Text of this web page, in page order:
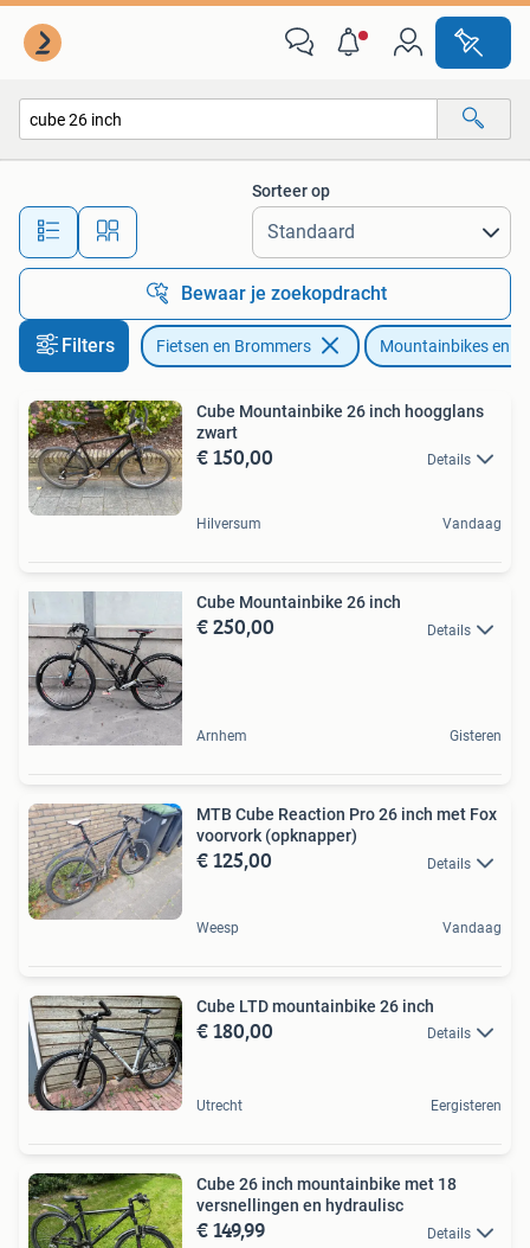
Alle afstanden…
Sorteer op
Bewaar je zoekopdracht
Filters Fietsen en Brommers Mountainbikes en
Cube Mountainbike 26 inch hoogglans
zwart
€ 150,00 Details
Hilversum Vandaag
Cube Mountainbike 26 inch
€ 250,00 Details
Arnhem Gisteren
MTB Cube Reaction Pro 26 inch met Fox
voorvork (opknapper)
€ 125,00 Details
Weesp Vandaag
Cube LTD mountainbike 26 inch
€ 180,00 Details
Utrecht Eergisteren
Cube 26 inch mountainbike met 18
versnellingen en hydraulisc
€ 149,99 Details